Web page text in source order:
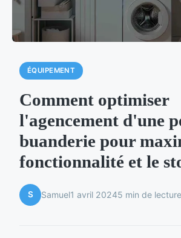
ÉQUIPEMENT
Comment optimiser
l'agencement d'une
buanderie pour
fonctionnalité et le
S Samuel1 avril 20245 min de lecture